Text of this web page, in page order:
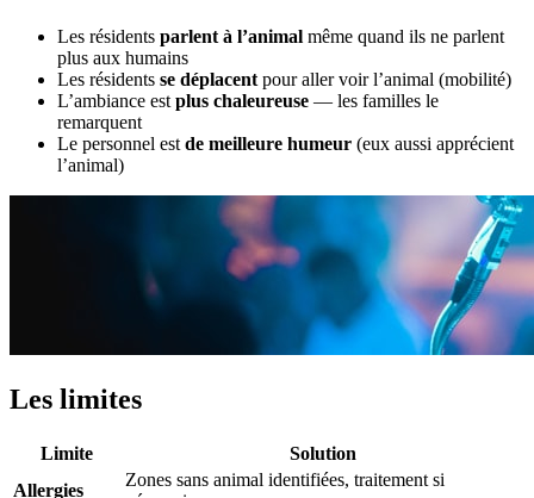
Les résidents parlent à l’animal même quand ils ne parlent
plus aux humains
Les résidents se déplacent pour aller voir l’animal (mobilité)
L’ambiance est plus chaleureuse — les familles le
remarquent
Le personnel est de meilleure humeur (eux aussi apprécient
l’animal)
Les limites
Limite
Solution
Allergies
Zones sans animal identifiées, traitement si